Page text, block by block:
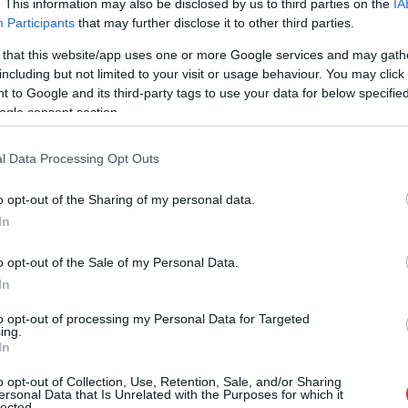
This information may also be disclosed by us to third parties on the
Participants that may further disclose it to other third parties.
that this website/app uses one or more Google services and may
but not limited to your visit or usage behaviour. You may
to Google and its third-party tags to use your data for below
consent section.
Data Processing Opt Outs
opt-out of the Sharing of my personal data.
opt-out of the Sale of my Personal Data.
opt-out of processing my Personal Data for Targeted
opt-out of Collection, Use, Retention, Sale, and/or Sharing
Data that Is Unrelated with the Purposes for which it
pieklājīgi, vecāki bez bažām ļāvuši
sirds būtu mierīgāka, zēna mobilajā tālrunī
kas mātei ļāva sekot līdzi dēla gaitām.
ar draugu kompāniju nakšņos netālu –
Tur atradās arī pieaugušie, kas jauniešus
ka vakarā zēns uz brīdi iegriezies mājās un